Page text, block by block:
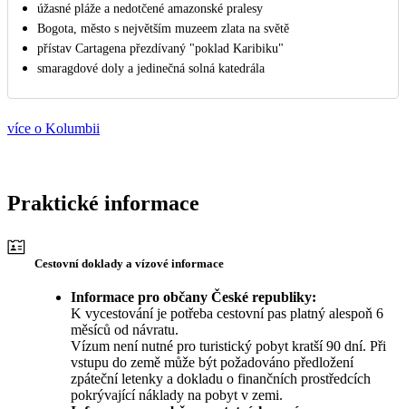
úžasné pláže a nedotčené amazonské pralesy
Bogota, město s největším muzeem zlata na světě
přístav Cartagena přezdívaný "poklad Karibiku"
smaragdové doly a jedinečná solná katedrála
více o Kolumbii
Praktické informace
Cestovní doklady a vízové informace
Informace pro občany České republiky:
K vycestování je potřeba cestovní pas platný alespoň 6
měsíců od návratu.
Vízum není nutné pro turistický pobyt kratší 90 dní. Při
vstupu do země může být požadováno předložení
zpáteční letenky a dokladu o finančních prostředcích
pokrývající náklady na pobyt v zemi.